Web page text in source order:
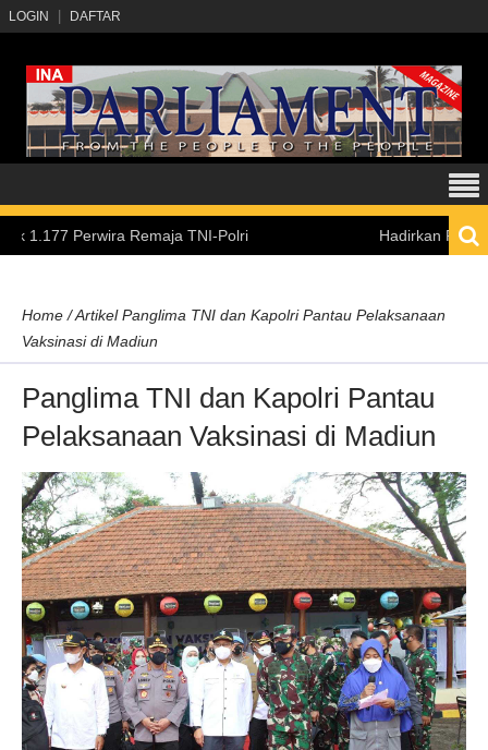
LOGIN DAFTAR
Perwira Remaja TNI-Polri Hadirkan Pengalaman
Home /Artikel Panglima TNI dan Kapolri Pantau Pelaksanaan
Vaksinasi di Madiun
Panglima TNI dan Kapolri Pantau
Pelaksanaan Vaksinasi di Madiun